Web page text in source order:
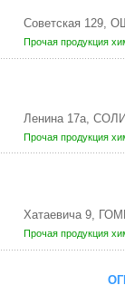
Советская 129,
Прочая продукция
Ленина 17а,
Прочая продукция
Хатаевича 9,
Прочая продукция